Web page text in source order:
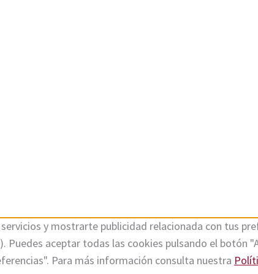
y mostrarte publicidad relacionada con tus
aceptar todas las cookies pulsando el botón
Para más información consulta nuestra